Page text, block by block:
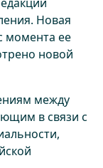
Новая
момента ее
новой
между
в связи с